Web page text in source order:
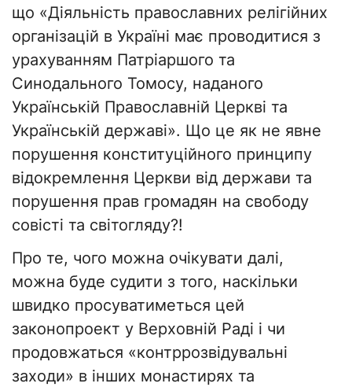
що «Діяльність православних релігійних
організацій в Україні має проводитися з
урахуванням Патріаршого та
Синодального Томосу, наданого
Українській Православній Церкві та
Українській державі». Що це як не явне
порушення конституційного принципу
відокремлення Церкви від держави та
порушення прав громадян на свободу
совісті та світогляду?!
Про те, чого можна очікувати далі,
можна буде судити з того, наскільки
швидко просуватиметься цей
законопроект у Верховній Раді і чи
продовжаться «контррозвідувальні
заходи» в інших монастирях та